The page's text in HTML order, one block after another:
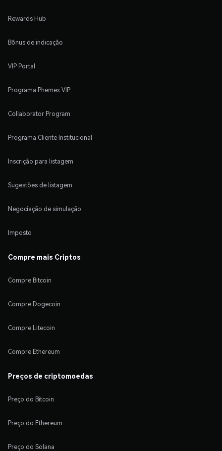
Rewards Hub
Bônus de indicação
VIP Portal
Programa Phemex VIP
Collaborator Program
Programa Cliente Institucional
Inscrição para listagem
Sugestões de listagem
Negociação de simulação
Imposto
Compre mais Criptos
Compre Bitcoin
Compre Dogecoin
Compre Litecoin
Compre Ethereum
Preços de criptomoedas
Preço do Bitcoin
Preço do Ethereum
Preço do Solana